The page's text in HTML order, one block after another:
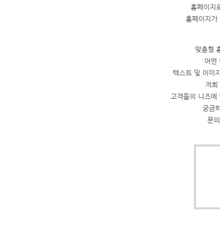
홈페이지
홈페이지가
맞춤형
어떤
텍스트 및 이미
저희
고객들의 니즈
궁금
문